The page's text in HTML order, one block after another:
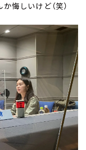
悔しいけど（笑）